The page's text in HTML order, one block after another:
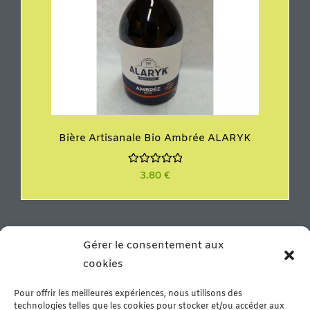
Gérer le consentement aux
cookies
Pour offrir les meilleures expériences, nous utilisons des
technologies telles que les cookies pour stocker et/ou accéder aux
Bière Artisanale Bio Ambrée ALARYK
e
5
3.80 €
Vous résidez proche de la ville de Béziers ou vous y êtes
en vacances? N’hésitez pas à venir nous rencontrer dans
notre boutique de Murviel les Béziers. Vous y trouverez
un grand choix de produits d’épicerie fine, de la
charcuterie artisanale et de la viande fraîche – Arrivage